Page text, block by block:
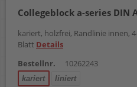
Collegeblock a-series DIN
kariert, holzfrei, Randlinie innen,
Blatt Details
Bestellnr.
10262243
kariert liniert